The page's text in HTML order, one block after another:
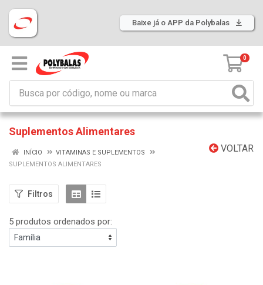
Baixe já o APP da Polybalas
0
Suplementos Alimentares
VOLTAR
INÍCIO
VITAMINAS E SUPLEMENTOS
SUPLEMENTOS ALIMENTARES
Filtros
5 produtos ordenados por: